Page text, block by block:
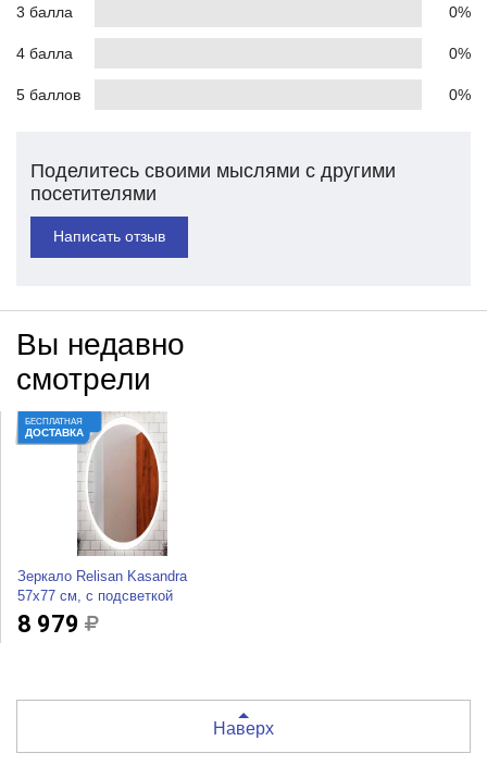
3 балла 0%
4 балла 0%
5 баллов 0%
Поделитесь своими мыслями с другими
посетителями
Написать отзыв
Вы недавно
смотрели
БЕСПЛАТНАЯ
ДОСТАВКА
Зеркало Relisan Kasandra
57x77 см, с подсветкой
8 979
Наверх